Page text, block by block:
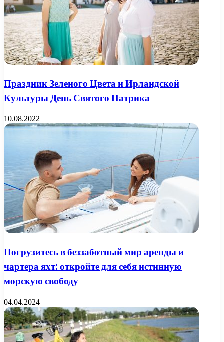
Праздник Зеленого Цвета и Ирландской
Культуры День Святого Патрика
10.08.2022
Погрузитесь в беззаботный мир аренды и
чартера яхт: откройте для себя истинную
морскую свободу
04.04.2024